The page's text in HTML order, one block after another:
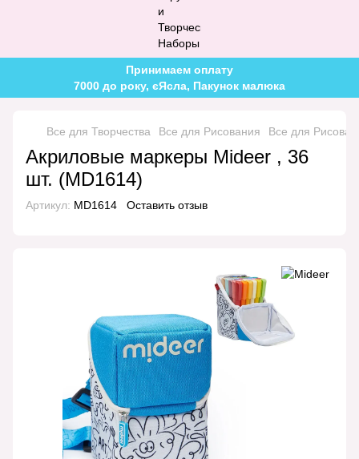
Принимаем оплату
7000 до року, єЯсла, Пакунок малюка
Все для Творчества Все для Рисования Все для
Акриловые маркеры Mideer , 36
шт. (MD1614)
Артикул: MD1614 Оставить отзыв